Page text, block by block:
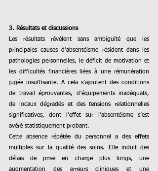
3. Résultats et discussions
Les résultats révèlent sans ambiguïté que les
principales causes d’absentéisme résident dans les
pathologies personnelles, le déficit de motivation et
les difficultés financières liées à une rémunération
jugée insuffisante. A cela s’ajoutent des conditions
de travail éprouvantes, d’équipements inadéquats,
de locaux dégradés et des tensions relationnelles
significatives, dont l’effet sur l’absentéisme s’est
avéré statistiquement probant.
Cette absence répétée du personnel a des effets
multiples sur la qualité des soins. Elle induit des
délais de prise en charge plus longs, une
augmentation des erreurs cliniques et une